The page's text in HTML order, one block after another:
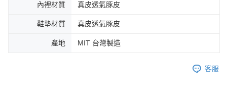
內裡材質 真皮透氣豚皮
鞋墊材質 真皮透氣豚皮
產地 MIT 台灣製造
客服